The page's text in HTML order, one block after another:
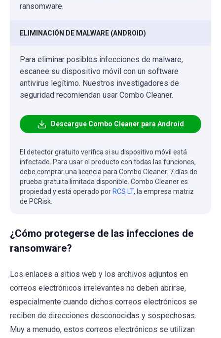
ransomware.
ELIMINACIÓN DE MALWARE (ANDROID)
Para eliminar posibles infecciones de malware,
escanee su dispositivo móvil con un software
antivirus legítimo. Nuestros investigadores de
seguridad recomiendan usar Combo Cleaner.
Descargue Combo Cleaner para Android
El detector gratuito verifica si su dispositivo móvil está
infectado. Para usar el producto con todas las funciones,
debe comprar una licencia para Combo Cleaner. 7 días de
prueba gratuita limitada disponible. Combo Cleaner es
propiedad y está operado por RCS LT, la empresa matriz
de PCRisk.
¿Cómo protegerse de las infecciones de
ransomware?
Los enlaces a sitios web y los archivos adjuntos en
correos electrónicos irrelevantes no deben abrirse,
especialmente cuando dichos correos electrónicos se
reciben de direcciones desconocidas y sospechosas.
Muy a menudo, estos correos electrónicos se utilizan